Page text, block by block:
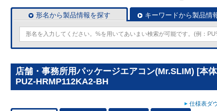
形名から製品情報を探す キーワードから製品情
店舗・事務所用パッケージエアコン(Mr.SLIM) [本
PUZ-HRMP112KA2-BH
仕様表ダ